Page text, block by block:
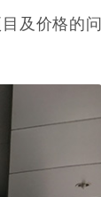
及价格的问